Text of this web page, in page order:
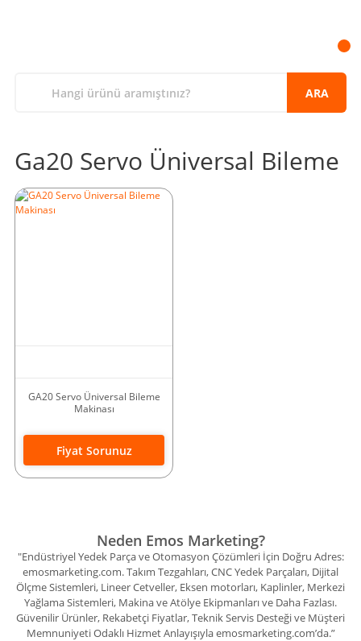
ARA
Ga20 Servo Üniversal Bileme
GA20 Servo Üniversal Bileme
Makinası
Fiyat Sorunuz
Neden Emos Marketing?
"Endüstriyel Yedek Parça ve Otomasyon Çözümleri İçin Doğru Adres:
emosmarketing.com. Takım Tezgahları, CNC Yedek Parçaları, Dijital
Ölçme Sistemleri, Lineer Cetveller, Eksen motorları, Kaplinler, Merkezi
Yağlama Sistemleri, Makina ve Atölye Ekipmanları ve Daha Fazlası.
Güvenilir Ürünler, Rekabetçi Fiyatlar, Teknik Servis Desteği ve Müşteri
Memnuniyeti Odaklı Hizmet Anlayışıyla emosmarketing.com’da.”